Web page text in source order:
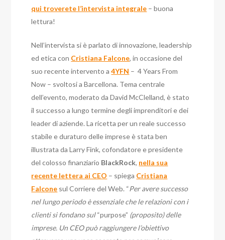
qui troverete l’intervista integrale – buona
lettura!
Nell’intervista si è parlato di innovazione, leadership
ed etica con Cristiana Falcone, in occasione del
suo recente intervento a4YFN – 4 Years From
Now – svoltosi a Barcellona. Tema centrale
dell’evento, moderato da David McClelland, è stato
il successo a lungo termine degli imprenditori e dei
leader di aziende. La ricetta per un reale successo
stabile e duraturo delle imprese è stata ben
illustrata da Larry Fink, cofondatore e presidente
del colosso finanziario BlackRock, nella sua
recente lettera ai CEO – spiega Cristiana
Falcone sul Corriere del Web. “Per avere successo
nel lungo periodo è essenziale che le relazioni con i
clienti si fondano sul“purpose” (proposito) delle
imprese. Un CEO può raggiungere l’obiettivo